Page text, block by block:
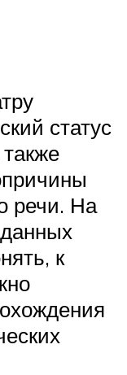
статус
речи. На
к